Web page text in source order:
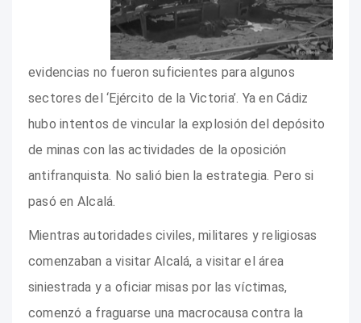
evidencias no fueron suficientes para algunos
sectores del ‘Ejército de la Victoria’. Ya en Cádiz
hubo intentos de vincular la explosión del depósito
de minas con las actividades de la oposición
antifranquista. No salió bien la estrategia. Pero si
pasó en Alcalá.
Mientras autoridades civiles, militares y religiosas
comenzaban a visitar Alcalá, a visitar el área
siniestrada y a oficiar misas por las víctimas,
comenzó a fraguarse una macrocausa contra la